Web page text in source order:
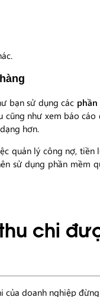
bạn sử dụng các
như xem báo
hơn.
quản lý công nợ,
sử dụng phần mềm
chi
của doanh nghiệp